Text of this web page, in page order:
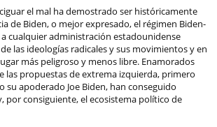
el mal ha demostrado ser históricamente
de Biden, o mejor expresado, el régimen Biden-
cualquier administración estadounidense
las ideologías radicales y sus movimientos y en
más peligroso y menos libre. Enamorados
las propuestas de extrema izquierda, primero
su apoderado Joe Biden, han conseguido
por consiguiente, el ecosistema político de